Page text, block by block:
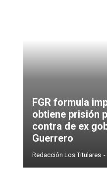
FGR formula
obtiene prisión
contra de ex
Guerrero
Redacción Los Titulares -